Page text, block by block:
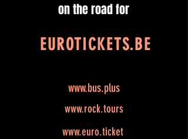
on the road for
EUROTICKETS.BE
www.bus.plus
www.rock.tours
www.euro.ticket